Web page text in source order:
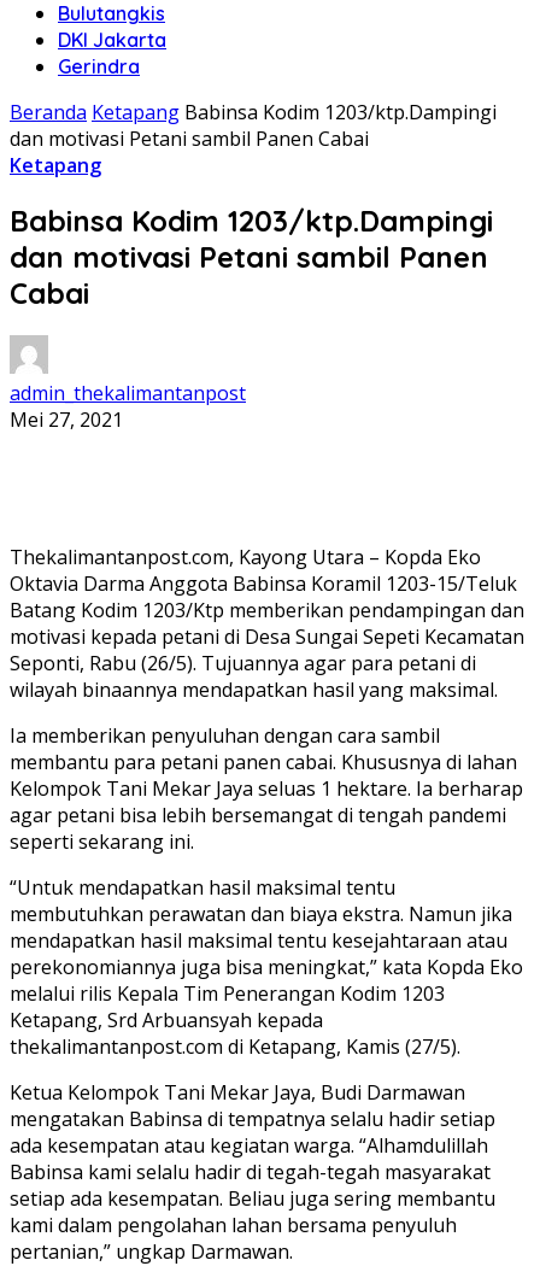
Bulutangkis
DKI Jakarta
Gerindra
Beranda Ketapang Babinsa Kodim 1203/ktp.Dampingi
dan motivasi Petani sambil Panen Cabai
Ketapang
Babinsa Kodim 1203/ktp.Dampingi
dan motivasi Petani sambil Panen
Cabai
admin_thekalimantanpost
Mei 27, 2021
Thekalimantanpost.com, Kayong Utara – Kopda Eko
Oktavia Darma Anggota Babinsa Koramil 1203-15/Teluk
Batang Kodim 1203/Ktp memberikan pendampingan dan
motivasi kepada petani di Desa Sungai Sepeti Kecamatan
Seponti, Rabu (26/5). Tujuannya agar para petani di
wilayah binaannya mendapatkan hasil yang maksimal.
Ia memberikan penyuluhan dengan cara sambil
membantu para petani panen cabai. Khususnya di lahan
Kelompok Tani Mekar Jaya seluas 1 hektare. Ia berharap
agar petani bisa lebih bersemangat di tengah pandemi
seperti sekarang ini.
“Untuk mendapatkan hasil maksimal tentu
membutuhkan perawatan dan biaya ekstra. Namun jika
mendapatkan hasil maksimal tentu kesejahtaraan atau
perekonomiannya juga bisa meningkat,” kata Kopda Eko
melalui rilis Kepala Tim Penerangan Kodim 1203
Ketapang, Srd Arbuansyah kepada
thekalimantanpost.com di Ketapang, Kamis (27/5).
Ketua Kelompok Tani Mekar Jaya, Budi Darmawan
mengatakan Babinsa di tempatnya selalu hadir setiap
ada kesempatan atau kegiatan warga. “Alhamdulillah
Babinsa kami selalu hadir di tegah-tegah masyarakat
setiap ada kesempatan. Beliau juga sering membantu
kami dalam pengolahan lahan bersama penyuluh
pertanian,” ungkap Darmawan.